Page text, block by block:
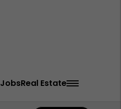
JobsReal Estate